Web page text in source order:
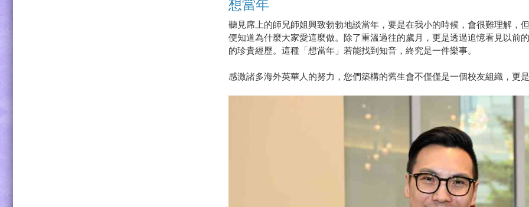
想當年
聽見席上的師兄師姐興致勃勃地談當年，要是在我小的時候，會很難理解，
便知道為什麼大家愛這麼做。除了重溫過往的歲月，更是透過追憶看見以前
的珍貴經歷。這種「想當年」若能找到知音，終究是一件樂事。
感激諸多海外英華人的努力，您們築構的舊生會不僅僅是一個校友組織，更